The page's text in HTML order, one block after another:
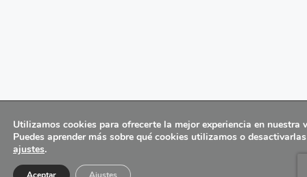
Utilizamos cookies para ofrecerte la mejor experiencia en nuestra
Puedes aprender más sobre qué cookies utilizamos o
ajustes.